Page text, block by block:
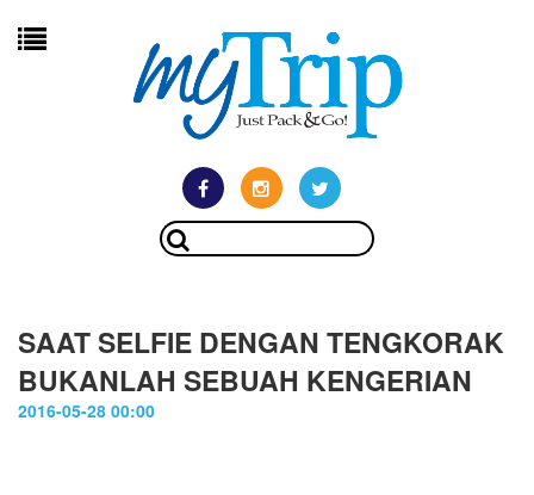
SAAT SELFIE DENGAN TENGKORAK
BUKANLAH SEBUAH KENGERIAN
2016-05-28 00:00